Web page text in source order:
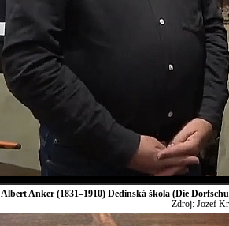
Albert Anker (1831–1910) Dedinská škola (Die
Zdroj: Jozef